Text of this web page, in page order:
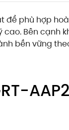
để phù hợp
Bên cạnh
bền vững
AAP2